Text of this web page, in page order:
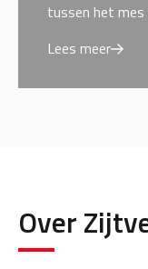
tussen het mes
Lees meer
Over